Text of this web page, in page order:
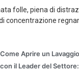
folle, piena di
concentrazione
Come Aprire un
con il Leader del